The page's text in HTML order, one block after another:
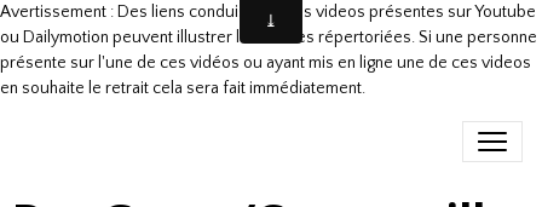
Avertissement : Des liens conduisant à des videos présentes sur Youtube
ou Dailymotion peuvent illustrer les danses répertoriées. Si une personne
présente sur l'une de ces vidéos ou ayant mis en ligne une de ces videos
en souhaite le retrait cela sera fait immédiatement.